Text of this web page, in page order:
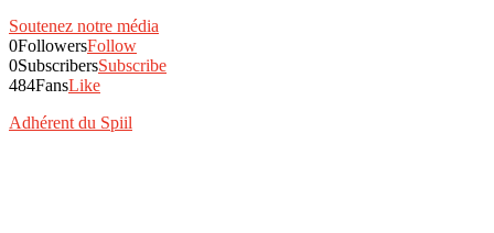
Soutenez notre média
0FollowersFollow
0SubscribersSubscribe
484FansLike
Adhérent du Spiil